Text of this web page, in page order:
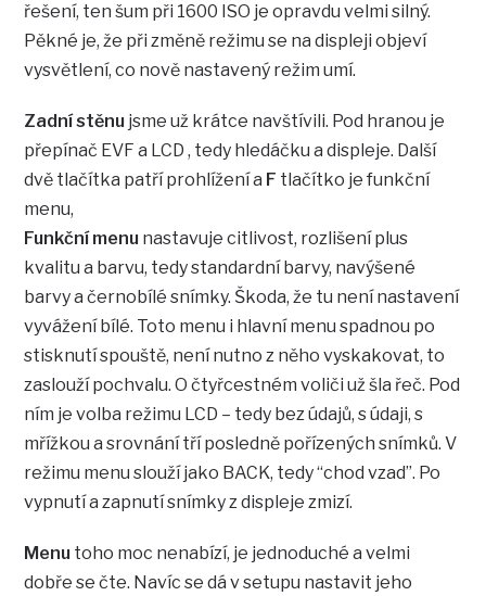
řešení, ten šum při 1600 ISO je opravdu velmi silný.
Pěkné je, že při změně režimu se na displeji objeví
vysvětlení, co nově nastavený režim umí.
Zadní stěnu jsme už krátce navštívili. Pod hranou je
přepínač EVF a LCD , tedy hledáčku a displeje. Další
dvě tlačítka patří prohlížení a F tlačítko je funkční
menu,
Funkční menu nastavuje citlivost, rozlišení plus
kvalitu a barvu, tedy standardní barvy, navýšené
barvy a černobílé snímky. Škoda, že tu není nastavení
vyvážení bílé. Toto menu i hlavní menu spadnou po
stisknutí spouště, není nutno z něho vyskakovat, to
zaslouží pochvalu. O čtyřcestném voliči už šla řeč. Pod
ním je volba režimu LCD – tedy bez údajů, s údaji, s
mřížkou a srovnání tří posledně pořízených snímků. V
režimu menu slouží jako BACK, tedy “chod vzad”. Po
vypnutí a zapnutí snímky z displeje zmizí.
Menu toho moc nenabízí, je jednoduché a velmi
dobře se čte. Navíc se dá v setupu nastavit jeho